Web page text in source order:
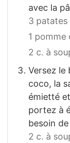
avec la
3 patates
1 pomme
2 c. à
Versez le
coco, la
émietté
portez à
besoin
2 c. à